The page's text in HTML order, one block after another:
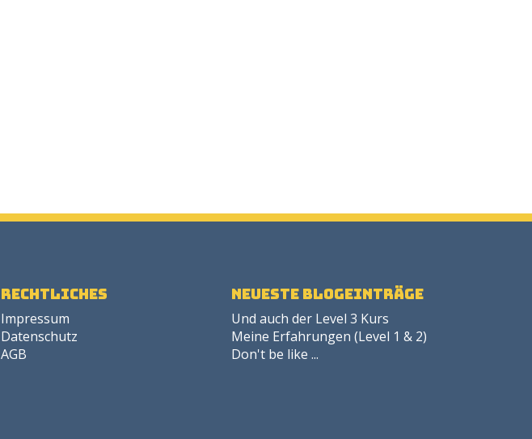
Rechtliches
Impressum
Datenschutz
AGB
neueste Blogeinträge
Und auch der Level 3 Kurs
Meine Erfahrungen (Level 1 & 2)
Don't be like ...